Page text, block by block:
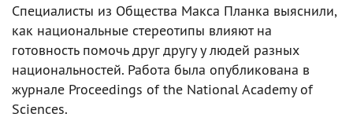
Специалисты из Общества Макса Планка выяснили,
как национальные стереотипы влияют на
готовность помочь друг другу у людей разных
национальностей. Работа была опубликована в
журнале Proceedings of the National Academy of
Sciences.